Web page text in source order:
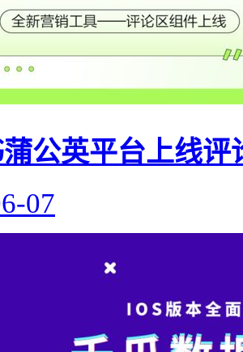
公英平台上线评
07